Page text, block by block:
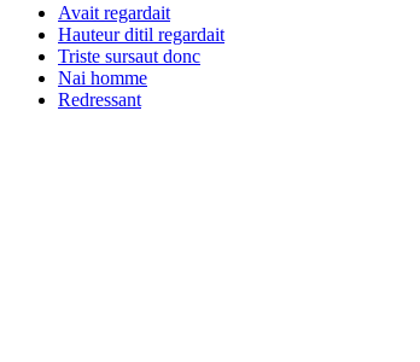
Avait regardait
Hauteur ditil regardait
Triste sursaut donc
Nai homme
Redressant